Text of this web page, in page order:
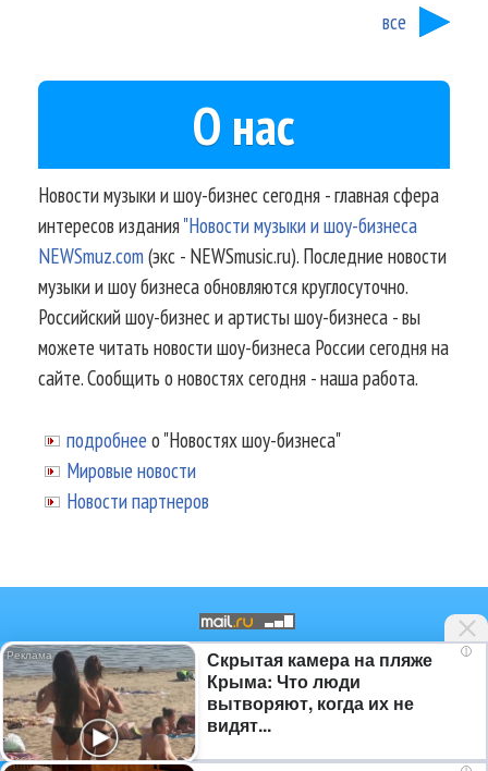
все
О нас
Новости музыки и шоу-бизнес сегодня - главная сфера
интересов издания"Новости музыки и шоу-бизнеса
NEWSmuz.com(экс - NEWSmusic.ru). Последние новости
музыки и шоу бизнеса обновляются круглосуточно.
Российский шоу-бизнес и артисты шоу-бизнеса - вы
можете читать новости шоу-бизнеса России сегодня на
сайте. Сообщить о новостях сегодня - наша работа.
подробнее о "Новостях шоу-бизнеса"
Мировые новости
Новости партнеров
© 2002-2026.Информационное
агентство NEWSmuz - последние
новости шоу-бизнеса России
сегодня.Аналитика шоу-бизнеса
i
Скрытая камера на пляже
Крыма: Что люди
вытворяют, когда их не
видят...